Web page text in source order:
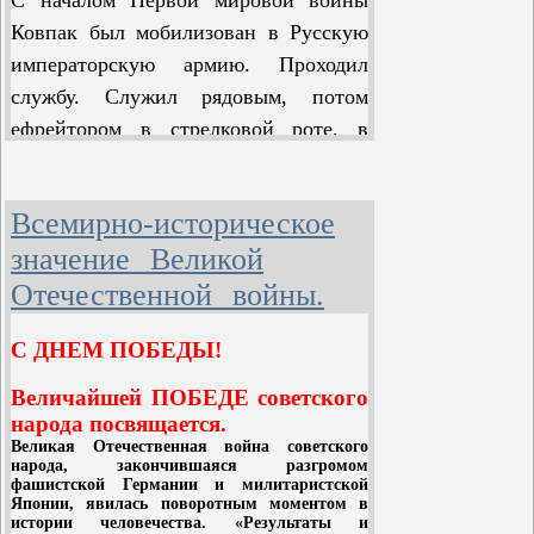
уступить своим конкурентам в лице
Германии и Японии господство над
капиталистическим миром.
Ковпак был мобилизован в Русскую
императорскую армию. Проходил
службу. Служил рядовым, потом
ефрейтором в стрелковой роте, в
Георгиевскими крестами.
В 1918–1920 гг. находился в рядах
красных партизан, служил в частях
Красной армии на Восточном и
годы работал уездным и окружным
военным комиссаром на Украине,
учился на курсах
усовершенствования старшего
Всемирно-историческое
значение Великой
Отечественной войны.
С ДНЕМ ПОБЕДЫ!
Величайшей ПОБЕДЕ советского
народа посвящается.
Великая Отечественная война советского
народа, закончившаяся разгромом
фашистской Германии и милитаристской
Японии, явилась поворотным моментом в
истории человечества. «Результаты и